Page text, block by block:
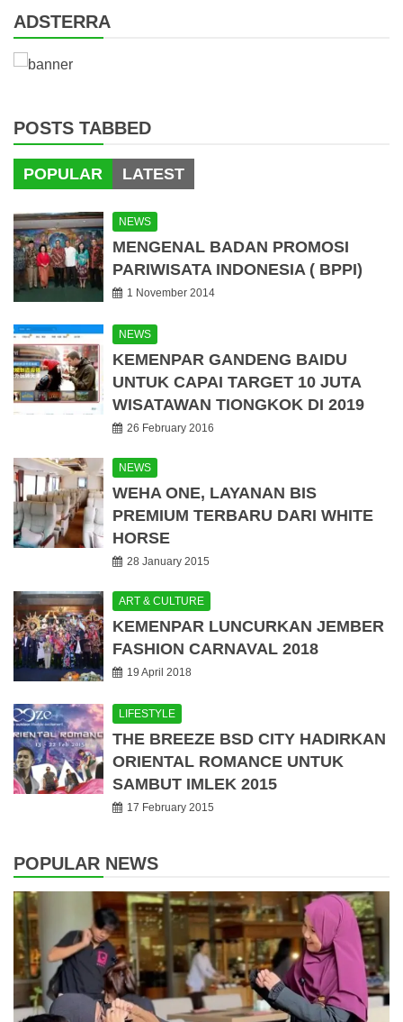
ADSTERRA
POSTS TABBED
POPULAR LATEST
NEWS
MENGENAL BADAN PROMOSI
PARIWISATA INDONESIA ( BPPI)
1 November 2014
NEWS
KEMENPAR GANDENG BAIDU
UNTUK CAPAI TARGET 10 JUTA
WISATAWAN TIONGKOK DI 2019
26 February 2016
NEWS
WEHA ONE, LAYANAN BIS
PREMIUM TERBARU DARI WHITE
HORSE
28 January 2015
ART & CULTURE
KEMENPAR LUNCURKAN JEMBER
FASHION CARNAVAL 2018
19 April 2018
LIFESTYLE
THE BREEZE BSD CITY HADIRKAN
ORIENTAL ROMANCE UNTUK
SAMBUT IMLEK 2015
17 February 2015
POPULAR NEWS